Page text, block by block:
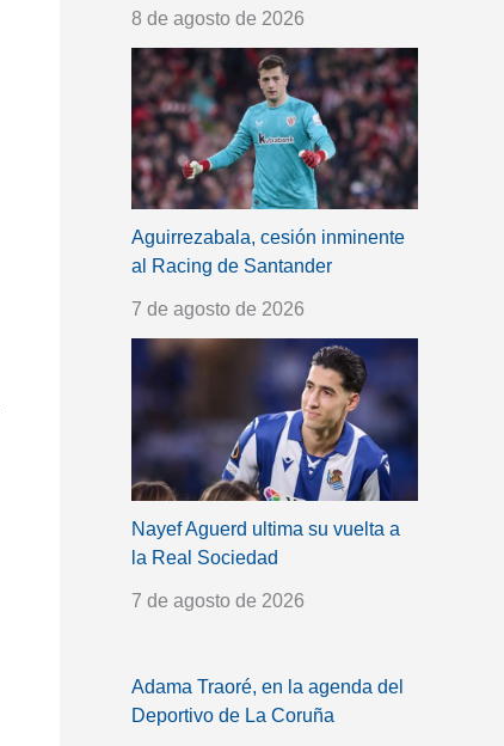
8 de agosto de 2026
Aguirrezabala, cesión inminente
al Racing de Santander
7 de agosto de 2026
Nayef Aguerd ultima su vuelta a
la Real Sociedad
7 de agosto de 2026
Adama Traoré, en la agenda del
Deportivo de La Coruña